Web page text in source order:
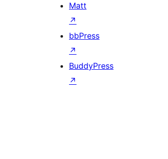
Matt
↗
bbPress
↗
BuddyPress
↗